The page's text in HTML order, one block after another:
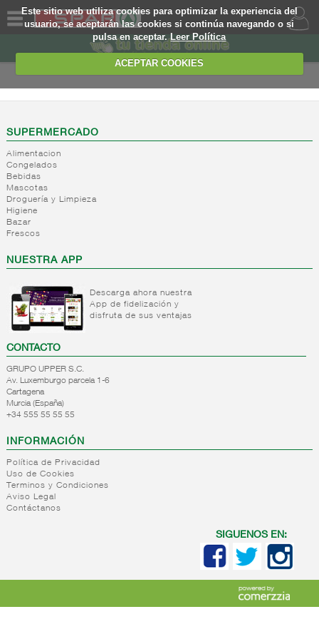
Este sitio web utiliza cookies para optimizar la experiencia del
usuario, se aceptarán las cookies si continúa navegando o si
pulsa en aceptar.Leer Política
ACEPTAR COOKIES
SOMOS
WEB
EJEMPLO
SUPERMERCADO
Alimentacion
Congelados
Bebidas
Mascotas
Droguería y Limpieza
Higiene
Bazar
Frescos
NUESTRA APP
Descarga ahora nuestra
App de fidelización y
disfruta de sus ventajas
CONTACTO
GRUPO UPPER S.C.
Av. Luxemburgo parcela 1-6
Cartagena
Murcia (España)
+34 555 55 55 55
INFORMACIÓN
Política de Privacidad
Uso de Cookies
Terminos y Condiciones
Aviso Legal
Contáctanos
SIGUENOS EN: